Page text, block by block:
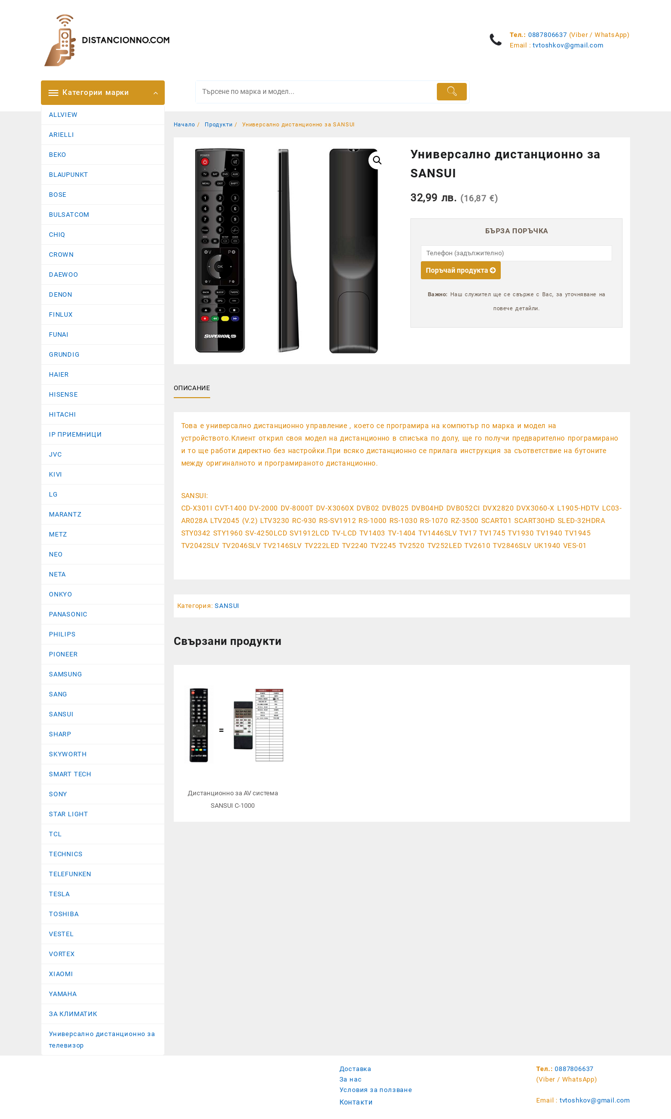
Тел.: 0887806637 (Viber / WhatsApp)
Email :tvtoshkov@gmail.com
Категории марки
ALLVIEW
ARIELLI
BEKO
BLAUPUNKT
BOSE
BULSATCOM
CHIQ
CROWN
DAEWOO
DENON
FINLUX
FUNAI
GRUNDIG
HAIER
HISENSE
HITACHI
IP ПРИЕМНИЦИ
JVC
KIVI
LG
MARANTZ
METZ
NEO
NETA
ONKYO
PANASONIC
PHILIPS
PIONEER
SAMSUNG
SANG
SANSUI
SHARP
SKYWORTH
SMART TECH
SONY
STAR LIGHT
TCL
TECHNICS
TELEFUNKEN
TESLA
TOSHIBA
VESTEL
VORTEX
XIAOMI
YAMAHA
ЗА КЛИМАТИК
Универсално дистанционно за
телевизор
Начало Продукти Универсално дистанционно за SANSUI
Универсално дистанционно за
SANSUI
32,99 лв. (16,87 €)
БЪРЗА ПОРЪЧКА
Поръчай продукта
Важно: Наш служител ще се свърже с Вас, за уточняване на
повече детайли.
ОПИСАНИЕ
Това е универсално дистанционно управление , което се програмира на компютър по марка и модел на
устройството.Клиент открил своя модел на дистанционно в списъка по долу, ще го получи предварително програмирано
и то ще работи директно без настройки.При всяко дистанционно се прилага инструкция за съответствие на бутоните
между оригиналното и програмираното дистанционно.
SANSUI:
CD-X301I CVT-1400 DV-2000 DV-8000T DV-X3060X DVB02 DVB025 DVB04HD DVB052CI DVX2820 DVX3060-X L1905-HDTV LC03-
AR028A LTV2045 (V.2) LTV3230 RC-930 RS-SV1912 RS-1000 RS-1030 RS-1070 RZ-3500 SCART01 SCART30HD SLED-32HDRA
STY0342 STY1960 SV-4250LCD SV1912LCD TV-LCD TV1403 TV-1404 TV1446SLV TV17 TV1745 TV1930 TV1940 TV1945
TV2042SLV TV2046SLV TV2146SLV TV222LED TV2240 TV2245 TV2520 TV252LED TV2610 TV2846SLV UK1940 VES-01
Категория:SANSUI
Свързани продукти
Дистанционно за AV система
SANSUI C-1000
Доставка
За нас
Условия за ползване
Контакти
Тел.: 0887806637
(Viber / WhatsApp)
Email : tvtoshkov@gmail.com